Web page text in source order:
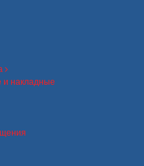
и накладные